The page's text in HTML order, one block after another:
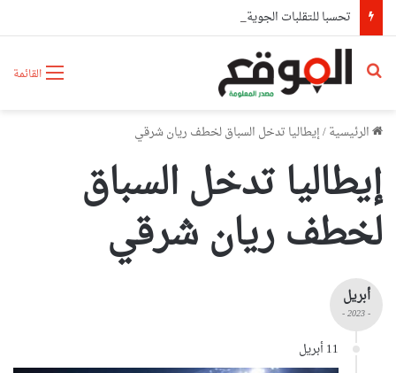
القائمة بحث عن
الرئيسية/إيطاليا تدخل السباق لخطف ريان شرقي
إيطاليا تدخل السباق
لخطف ريان شرقي
أبريل
- 2023 -
11 أبريل